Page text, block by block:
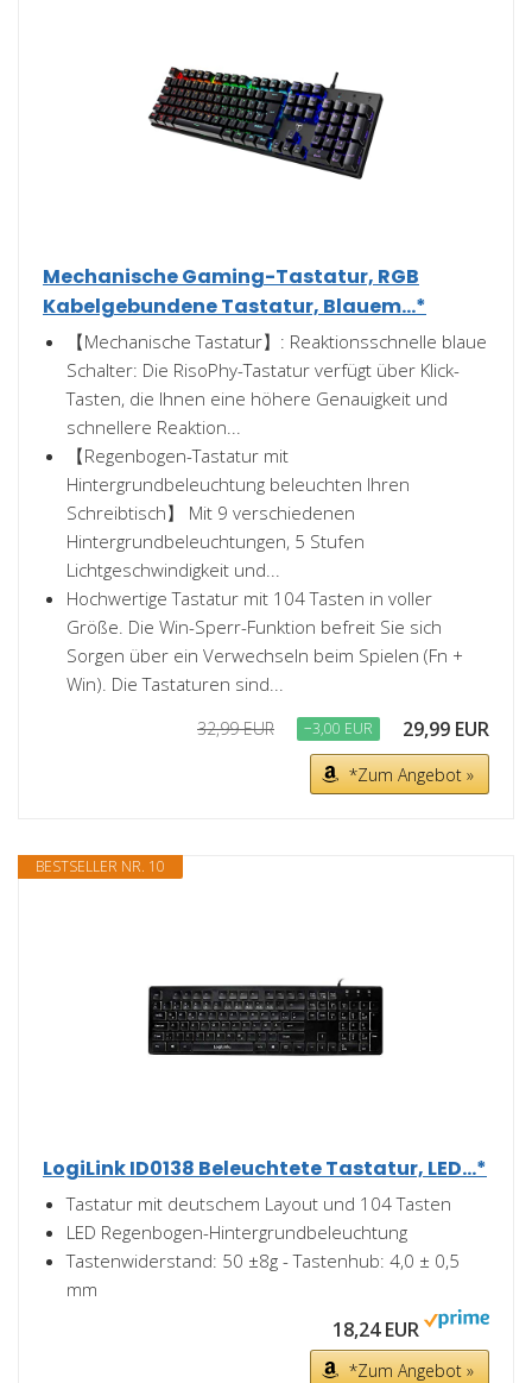
Mechanische Gaming-Tastatur, RGB
Kabelgebundene Tastatur, Blauem...*
【Mechanische Tastatur】: Reaktionsschnelle blaue
Schalter: Die RisoPhy-Tastatur verfügt über Klick-
Tasten, die Ihnen eine höhere Genauigkeit und
schnellere Reaktion...
【Regenbogen-Tastatur mit
Hintergrundbeleuchtung beleuchten Ihren
Schreibtisch】 Mit 9 verschiedenen
Hintergrundbeleuchtungen, 5 Stufen
Lichtgeschwindigkeit und...
Hochwertige Tastatur mit 104 Tasten in voller
Größe. Die Win-Sperr-Funktion befreit Sie sich
Sorgen über ein Verwechseln beim Spielen (Fn +
Win). Die Tastaturen sind...
32,99 EUR −3,00 EUR 29,99 EUR
*Zum Angebot »
BESTSELLER NR. 10
LogiLink ID0138 Beleuchtete Tastatur, LED...*
Tastatur mit deutschem Layout und 104 Tasten
LED Regenbogen-Hintergrundbeleuchtung
Tastenwiderstand: 50 ±8g - Tastenhub: 4,0 ± 0,5
mm
18,24 EUR
*Zum Angebot »